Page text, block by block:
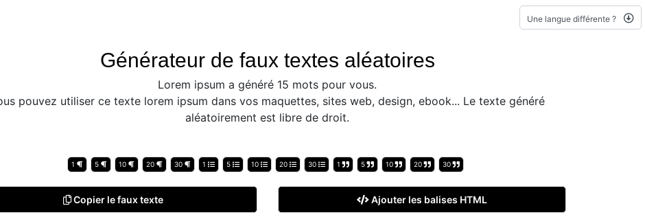
Une langue différente ?
Générateur de faux textes aléatoires
Lorem ipsum a généré 15 mots pour vous.
pouvez utiliser ce texte lorem ipsum dans vos maquettes, sites web, design, ebook... Le texte généré
aléatoirement est libre de droit.
1 5 10 20 30 1 5 10 20 30 1 5 10 20 30
Copier le faux texte Ajouter les balises HTML